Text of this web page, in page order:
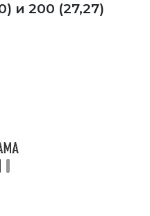
и 200 (27,27)